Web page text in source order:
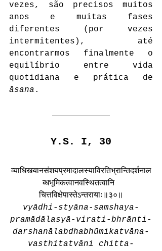
vezes, são precisos muitos
anos e muitas fases
diferentes (por vezes
intermitentes), até
encontrarmos finalmente o
equilíbrio entre vida
āsana .
Y.S. I, 30
व्याधिस्त्यानसंशयप्रमादालस्याविरतिभ्रान्तिदर्शनाल
ब्धभूमिकत्वानवस्थितत्वानि
चित्तविक्षेपास्तेऽन्तरायाः॥३०॥
vyādhi-styāna-samshaya-
pramādālasyā-virati-bhrānti-
darshanālabdhabhūmikatvāna-
vasthitatvāni chitta-